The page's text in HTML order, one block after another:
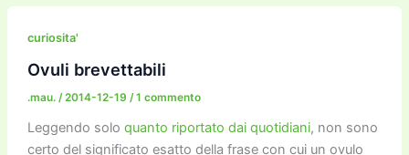
curiosita'
Ovuli brevettabili
.mau. /2014-12-19 /1 commento
Leggendo solo quanto riportato dai quotidiani, non sono
certo del significato esatto della frase con cui un ovulo